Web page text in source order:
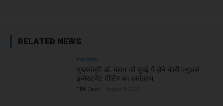
RELATED NEWS
मध्य प्रदेश
मुख्यमंत्री डॉ. यादव को दुबई में होने वाली एनुअल
इन्वेस्टमेंट मीटिंग का आमंत्रण
TBN Desk